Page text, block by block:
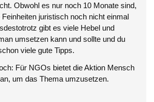
Obwohl es nur noch 10 Monate sind,
juristisch noch nicht einmal
gibt es viele Hebel und
umsetzen kann und sollte und du
viele gute Tipps.
Für NGOs bietet die Aktion Mensch
um das Thema umzusetzen.